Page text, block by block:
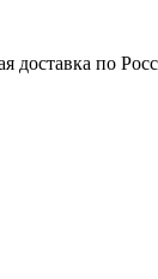
доставка по